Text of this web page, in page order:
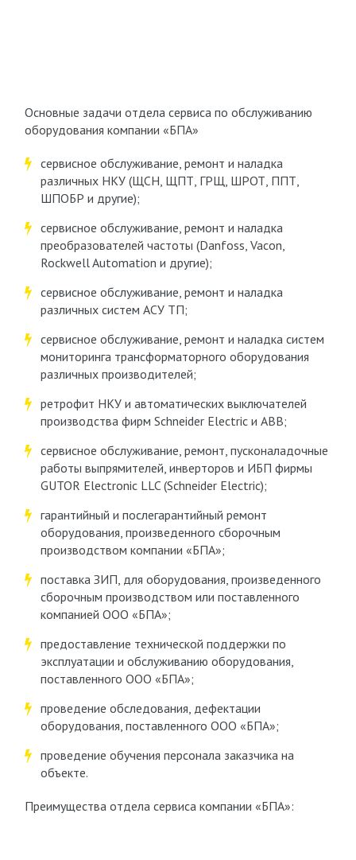
Основные задачи отдела сервиса по обслуживанию
оборудования компании «БПА»
сервисное обслуживание, ремонт и наладка
различных НКУ (ЩСН, ЩПТ, ГРЩ, ШРОТ, ППТ,
ШПОБР и другие);
сервисное обслуживание, ремонт и наладка
преобразователей частоты (Danfoss, Vacon,
Rockwell Automation и другие);
сервисное обслуживание, ремонт и наладка
различных систем АСУ ТП;
сервисное обслуживание, ремонт и наладка систем
мониторинга трансформаторного оборудования
различных производителей;
ретрофит НКУ и автоматических выключателей
производства фирм Schneider Electric и ABB;
сервисное обслуживание, ремонт, пусконаладочные
работы выпрямителей, инверторов и ИБП фирмы
GUTOR Electronic LLC (Schneider Electric);
гарантийный и послегарантийный ремонт
оборудования, произведенного сборочным
производством компании «БПА»;
поставка ЗИП, для оборудования, произведенного
сборочным производством или поставленного
компанией ООО «БПА»;
предоставление технической поддержки по
эксплуатации и обслуживанию оборудования,
поставленного ООО «БПА»;
проведение обследования, дефектации
оборудования, поставленного ООО «БПА»;
проведение обучения персонала заказчика на
объекте.
Преимущества отдела сервиса компании «БПА»: